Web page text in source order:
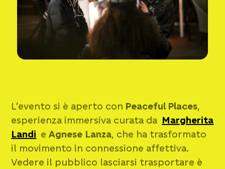
L’evento si è aperto con Peaceful Places,
esperienza immersiva curata da Margherita
Landi eAgnese Lanza, che ha trasformato
il movimento in connessione affettiva.
Vedere il pubblico lasciarsi trasportare è